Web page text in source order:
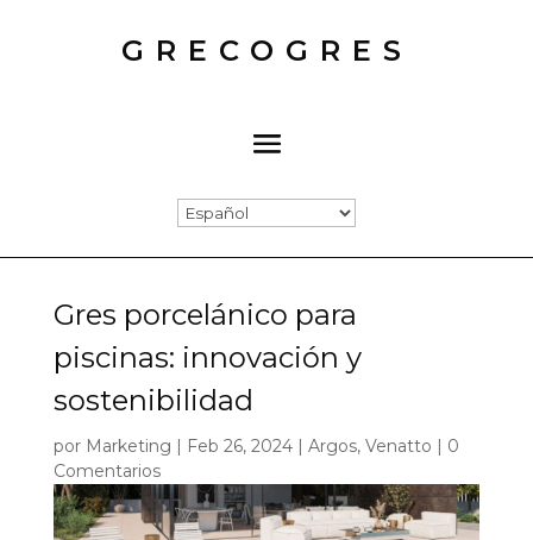
GRECOGRES
Gres porcelánico para
piscinas: innovación y
sostenibilidad
por Marketing | Feb 26, 2024| Argos, Venatto | 0
Comentarios